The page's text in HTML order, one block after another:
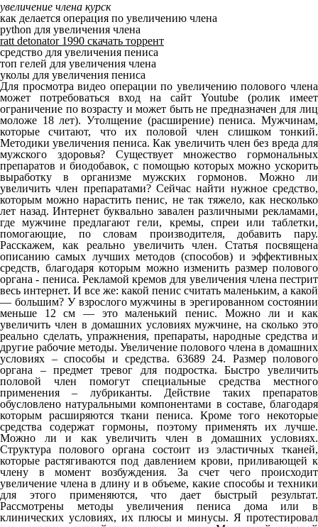
увеличение члена курск
как делается операция по увеличению члена
python для увеличения члена
ratt detonator 1990 скачать торрент
средство для увеличения пениса
топ гелей для увеличения члена
уколы для увеличения пениса
Для просмотра видео операции по увеличению полового члена
может потребоваться вход на сайт Youtube (ролик имеет
ограничение по возрасту и может быть не предназначен для лиц
моложе 18 лет). Утолщение (расширение) пениса. Мужчинам,
которые считают, что их половой член слишком тонкий.
Методики увеличения пениса. Как увеличить член без вреда для
мужского здоровья? Существует множество гормональных
препаратов и биодобавок, с помощью которых можно ускорить
выработку в организме мужских гормонов. Можно ли
увеличить член препаратами? Сейчас найти нужное средство,
которым можно нарастить пенис, не так тяжело, как несколько
лет назад. Интернет буквально завален различными рекламами,
где мужчине предлагают гели, кремы, спреи или таблетки,
помогающие, по словам производителя, добавить пару.
Расскажем, как реально увеличить член. Статья посвящена
описанию самых лучших методов (способов) и эффективных
средств, благодаря которым можно изменить размер полового
органа - пениса. Рекламой кремов для увеличения члена пестрит
весь интернет. И все же: какой пенис считать маленьким, а какой
— большим? У взрослого мужчины в эрегированном состоянии
меньше 12 см — это маленький пенис. Можно ли и как
увеличить член в домашних условиях мужчине, на сколько это
реально сделать, упражнения, препараты, народные средства и
другие рабочие методы. Увеличение полового члена в домашних
условиях – способы и средства. 63689 24. Размер полового
органа – предмет тревог для подростка. Быстро увеличить
половой член помогут специальные средства местного
применения – лубриканты. Действие таких препаратов
обусловлено натуральными компонентами в составе, благодаря
которым расширяются ткани пениса. Кроме того некоторые
средства содержат гормоны, поэтому применять их лучше.
Можно ли и как увеличить член в домашних условиях.
Структура полового органа состоит из эластичных тканей,
которые растягиваются под давлением крови, приливающей к
члену в момент возбуждения. За счет чего происходит
увеличение члена в длину и в объеме, какие способы и техники
для этого применяются, что дает быстрый результат.
Рассмотрены методы увеличения пениса дома или в
клинических условиях, их плюсы и минусы. Я протестировал